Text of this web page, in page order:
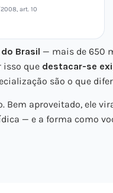
2008, art. 10
Brasil — mais de 650
isso que destacar-se
são o que
Bem aproveitado, ele
— e a forma como